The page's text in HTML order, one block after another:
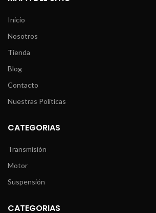
Inicio
Nosotros
Tienda
Blog
Contacto
Nuestras Políticas
CATEGORIAS
Transmisión
Motor
Suspensión
CATEGORIAS